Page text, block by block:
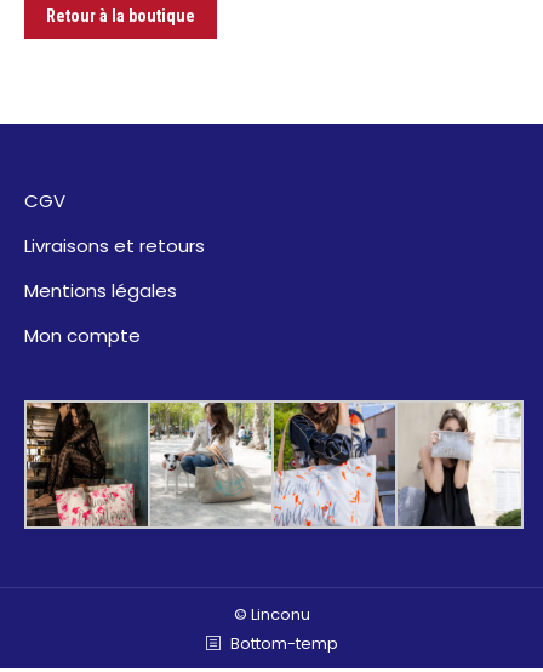
Retour à la boutique
CGV
Livraisons et retours
Mentions légales
Mon compte
© Linconu
Bottom-temp